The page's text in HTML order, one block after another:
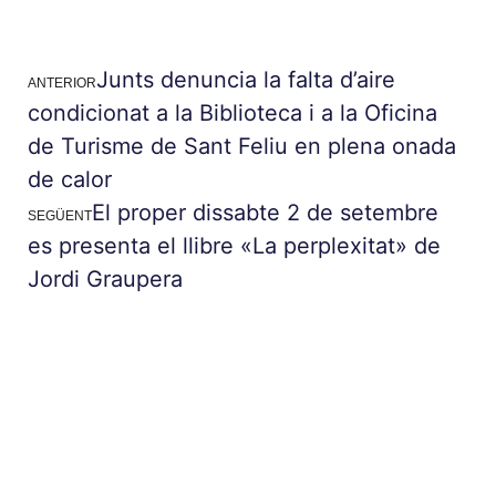
ANTERIORJunts denuncia la falta d’aire
condicionat a la Biblioteca i a la Oficina
de Turisme de Sant Feliu en plena onada
de calor
SEGÜENTEl proper dissabte 2 de setembre
es presenta el llibre «La perplexitat» de
Jordi Graupera